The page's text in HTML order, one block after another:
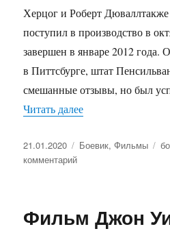
Херцог и Роберт
поступил в производство в
завершен в январе 2012 года.
в Питтсбурге, штат
смешанные отзывы, но был
Читать далее
Опубликовано
21.01.2020 Рубрики
Боевик,Фильмы
комментарий
Ричер»
Фильм Джон